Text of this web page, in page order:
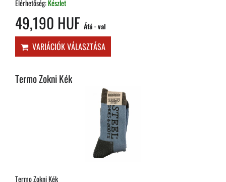
Elérhetőség:Készlet
49,190 HUF Áfá - val
VARIÁCIÓK VÁLASZTÁSA
Termo Zokni Kék
Termo Zokni Kék